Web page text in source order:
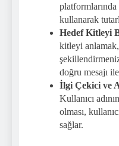
platformlarında
kullanarak
Hedef Kitleyi
kitleyi
doğru mesajı
İlgi Çekici ve
Kullanıcı
olması,
sağlar.